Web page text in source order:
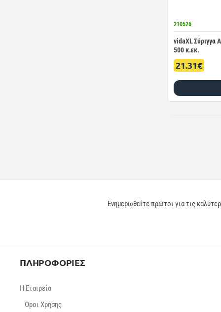
210526
vidaXL Σύριγγα
500 κ.εκ.
21.31€
Ενημερωθείτε πρώτοι για τις
ΠΛΗΡΟΦΟΡΙΕΣ
Η Εταιρεία
Όροι Χρήσης